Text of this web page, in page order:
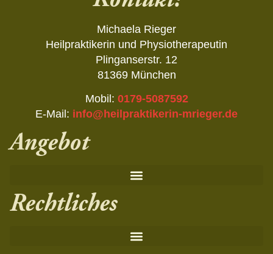
Michaela Rieger
Heilpraktikerin und Physiotherapeutin
Plinganserstr. 12
81369 München
Mobil: 0179-5087592
E-Mail: info@heilpraktikerin-mrieger.de
Angebot
Rechtliches